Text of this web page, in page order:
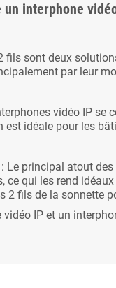
interphone
fils sont deux
par leur
vidéo IP se
est idéale pour les
Le principal atout
ce qui les rend
2 fils de la sonnette
vidéo IP et un